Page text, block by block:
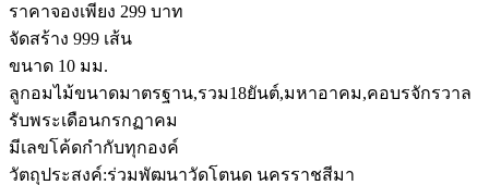
ราคาจองเพียง 299 บาท
จัดสร้าง 999 เส้น
ขนาด 10 มม.
ลูกอมไม้ขนาดมาตรฐาน,รวม18ยันต์,มหาอาคม,คอบรจักรวาล
รับพระเดือนกรกฏาคม
มีเลขโค้ดกำกับทุกองค์
วัตถุประสงค์:ร่วมพัฒนาวัดโตนด นครราชสีมา